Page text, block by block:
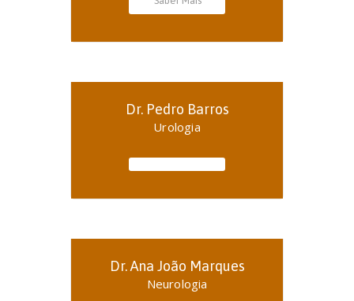
Dr. Pedro Barros
Urologia
Dr. Ana João Marques
Neurologia